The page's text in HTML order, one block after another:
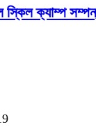
স্কিল ক্যাম্প